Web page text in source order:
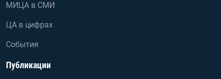
МИЦА в СМИ
ЦА в цифрах
События
Публикации